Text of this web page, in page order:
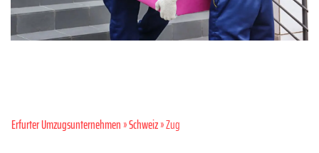
Erfurter Umzugsunternehmen»Schweiz» Zug